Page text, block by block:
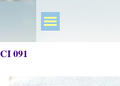
CI 091